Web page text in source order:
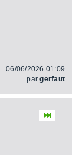
06/06/2026 01:09
pargerfaut